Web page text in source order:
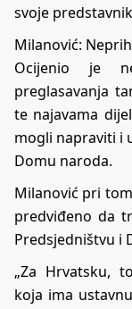
svoje
Milanović:
Ocijenio je
preglasavanja
te najavama
mogli napraviti i
Domu naroda.
Milanović pri
predviđeno da
Predsjedništvu i
„Za Hrvatsku,
koja ima